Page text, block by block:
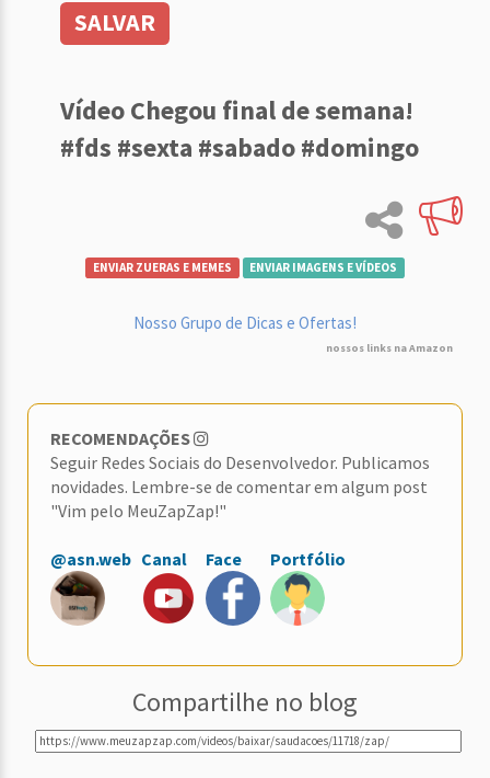
SALVAR
Vídeo Chegou final de semana!
#fds #sexta #sabado #domingo
ENVIAR ZUERAS E MEMES ENVIAR IMAGENS E VÍDEOS
Nosso Grupo de Dicas e Ofertas!
nossos links na Amazon
RECOMENDAÇÕES
Seguir Redes Sociais do Desenvolvedor. Publicamos
novidades. Lembre-se de comentar em algum post
"Vim pelo MeuZapZap!"
@asn.web Canal Face Portfólio
Compartilhe no blog